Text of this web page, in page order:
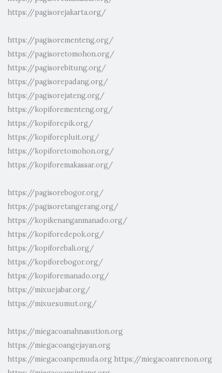
https://pagisorejakarta.org/
https://pagisorementeng.org/
https://pagisoretomohon.org/
https://pagisorebitung.org/
https://pagisorepadang.org/
https://pagisorejateng.org/
https://kopiforementeng.org/
https://kopiforepik.org/
https://kopiforepluit.org/
https://kopiforetomohon.org/
https://kopiforemakassar.org/
https://pagisorebogor.org/
https://pagisoretangerang.org/
https://kopikenanganmanado.org/
https://kopiforedepok.org/
https://kopiforebali.org/
https://kopiforebogor.org/
https://kopiforemanado.org/
https://mixuejabar.org/
https://mixuesumut.org/
https://miegacoanahnasution.org
https://miegacoangejayan.org
https://miegacoanpemuda.org https://miegacoanrenon.org